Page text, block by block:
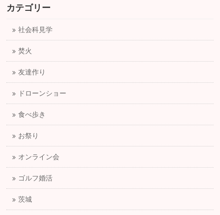
カテゴリー
社会科見学
焚火
友達作り
ドローンショー
食べ歩き
お祭り
オンライン会
ゴルフ婚活
茨城